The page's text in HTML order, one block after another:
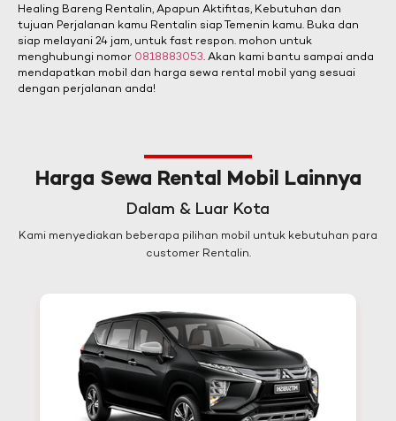
Healing Bareng Rentalin, Apapun Aktifitas, Kebutuhan dan
tujuan Perjalanan kamu Rentalin siap Temenin kamu. Buka dan
siap melayani 24 jam, untuk fast respon. mohon untuk
menghubungi nomor 0818883053. Akan kami bantu sampai anda
mendapatkan mobil dan harga sewa rental mobil yang sesuai
dengan perjalanan anda!
Harga Sewa Rental Mobil Lainnya
Dalam & Luar Kota
Kami menyediakan beberapa pilihan mobil untuk kebutuhan para
customer Rentalin.